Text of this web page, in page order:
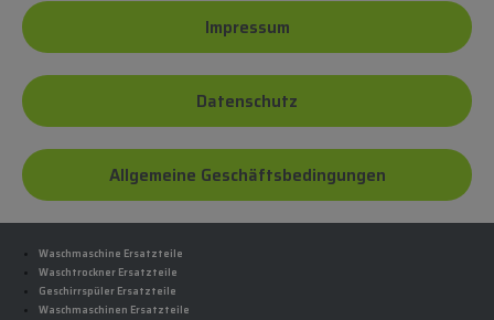
Impressum
Datenschutz
Allgemeine Geschäftsbedingungen
Waschmaschine Ersatzteile
Waschtrockner Ersatzteile
Geschirrspüler Ersatzteile
Waschmaschinen Ersatzteile